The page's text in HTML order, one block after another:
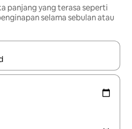
panjang yang terasa seperti
selama sebulan atau
navigasi dengan kekunci anak panah